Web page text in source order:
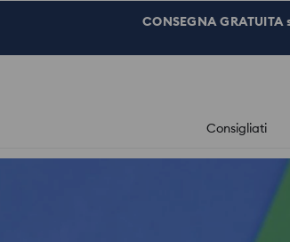
CONSEGNA
Consigliati